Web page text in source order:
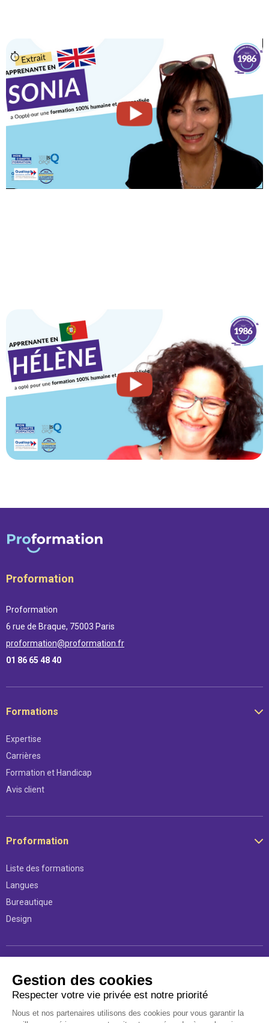
Proformation
Proformation
6 rue de Braque, 75003 Paris
proformation@proformation.fr
01 86 65 48 40
Formations
Expertise
Carrières
Formation et Handicap
Avis client
Proformation
Liste des formations
Langues
Bureautique
Design
Mentions légales
Conditions d’utilisations
Gestion des cookies
Respecter votre vie privée est notre priorité
Nous et nos partenaires utilisons des cookies pour vous garantir la